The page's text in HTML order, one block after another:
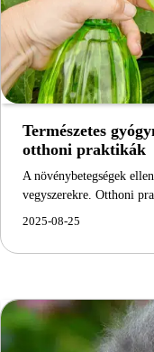
Természetes
otthoni praktikák
A növénybetegségek
vegyszerekre. Otthoni
2025-08-25